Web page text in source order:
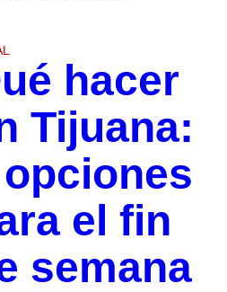
hacer
Tijuana:
el fin
semana